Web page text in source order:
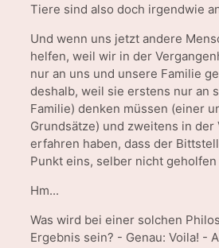
Tiere sind also doch irgendwie
Und wenn uns jetzt andere
helfen, weil wir in der
nur an uns und unsere Familie
deshalb, weil sie erstens nur an
Familie) denken müssen (einer
Grundsätze) und zweitens in der
erfahren haben, dass der
Punkt eins, selber nicht geholfen
Hm...
Was wird bei einer solchen
Ergebnis sein? - Genau: Voila! -